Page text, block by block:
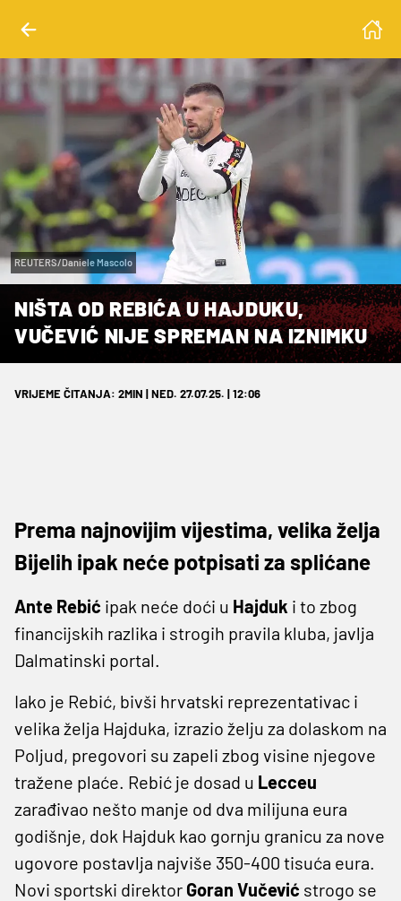
REUTERS/Daniele Mascolo
NIŠTA OD REBIĆA U HAJDUKU,
VUČEVIĆ NIJE SPREMAN NA IZNIMKU
VRIJEME ČITANJA: 2MIN | NED. 27.07.25. | 12:06
Prema najnovijim vijestima, velika želja
Bijelih ipak neće potpisati za splićane
Ante Rebić ipak neće doći u Hajduk i to zbog
financijskih razlika i strogih pravila kluba, javlja
Dalmatinski portal.
Iako je Rebić, bivši hrvatski reprezentativac i
velika želja Hajduka, izrazio želju za dolaskom na
Poljud, pregovori su zapeli zbog visine njegove
tražene plaće. Rebić je dosad u Lecceu
zarađivao nešto manje od dva milijuna eura
godišnje, dok Hajduk kao gornju granicu za nove
ugovore postavlja najviše 350-400 tisuća eura.
Novi sportski direktor Goran Vučević strogo se